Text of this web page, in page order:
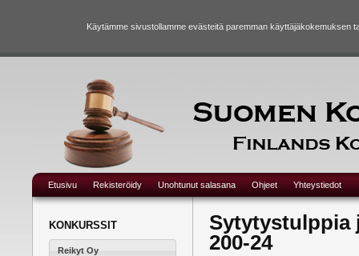
Käytämme sivustollamme evästeitä paremman
Etusivu Rekisteröidy Unohtunut salasana Ohjeet Yhteystiedot
KONKURSSIT
Reikyt Oy
Sytytystulppia
200-24